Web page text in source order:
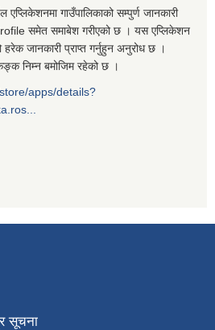
एप्लिकेशनमा गाउँपालिकाको सम्पुर्ण जानकारी
समेत समाबेश गरीएको छ । यस एप्लिकेशन
हरेक जानकारी प्राप्त गर्नुहुन अनुरोध छ ।
निम्न बमोजिम रहेको छ ।
apps/details?
सूचना